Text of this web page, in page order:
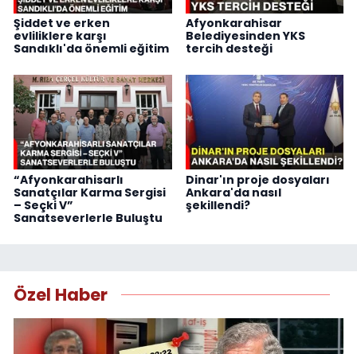
Şiddet ve erken
evliliklere karşı
Sandıklı'da önemli eğitim
Afyonkarahisar
Belediyesinden YKS
tercih desteği
“Afyonkarahisarlı
Sanatçılar Karma Sergisi
– Seçki V”
Sanatseverlerle Buluştu
Dinar'ın proje dosyaları
Ankara'da nasıl
şekillendi?
Özel Haber